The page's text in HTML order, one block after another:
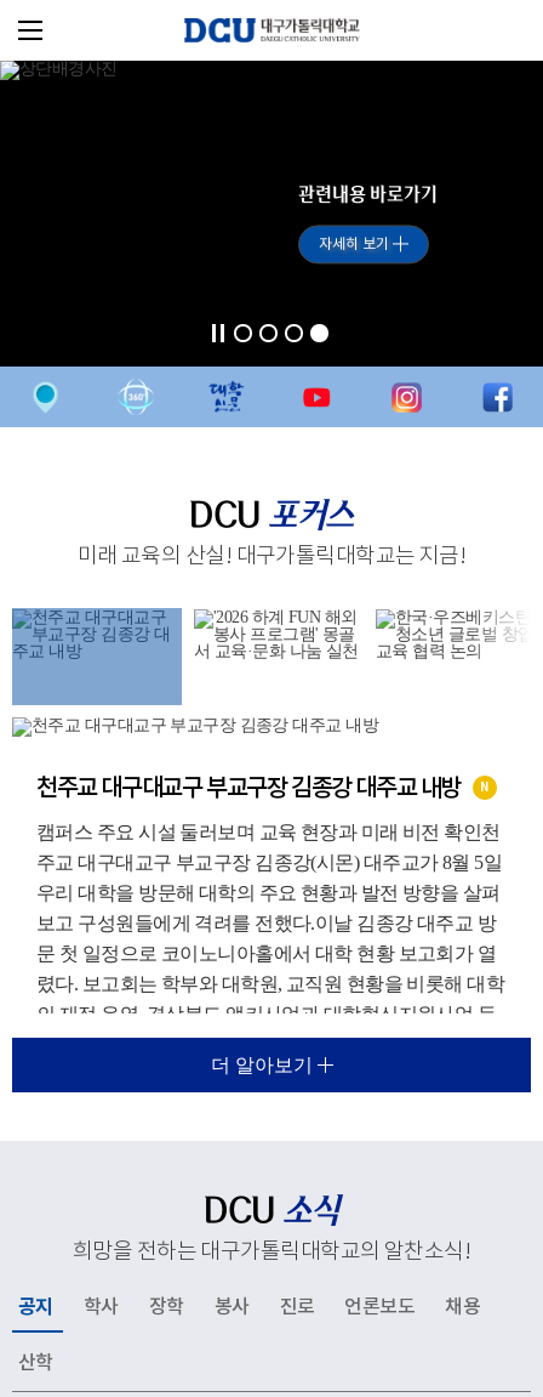
관련내용 바로가기
자세히 보기
DCU 포커스
미래 교육의 산실 ! 대구가톨릭대학교는 지금!
천주교 대구대교구 부교구장 김종강 대주교 내방 N
캠퍼스 주요 시설 둘러보며 교육 현장과 미래 비전 확인천
주교 대구대교구 부교구장 김종강(시몬) 대주교가 8월 5일
우리 대학을 방문해 대학의 주요 현황과 발전 방향을 살펴
보고 구성원들에게 격려를 전했다.이날 김종강 대주교 방
문 첫 일정으로 코이노니아홀에서 대학 현황 보고회가 열
렸다. 보고회는 학부와 대학원, 교직원 현황을 비롯해 대학
의 재정 운영, 경상북도 앵커사업과 대학혁신지원사업 등
주요 재정지원사업, 외국인 유학생 지원 현황에 대한 보고
가 진행되었다.이를 통해 우리 대학이 교육환경 변화에 대
학의 지속적인 발전과 구성원 모두를 위해 강복했다.이어
성당과 중앙도서관, 모빌리티체험관, 기숙사, 박물관 등 효
성캠퍼스 주요 시설을 둘러보며 학생들의 교육과 생활이
간직한 공간부터 미래 산업 인재 양성을 위한 교육시설까
지 폭넓게 방문하며 우리 대학의 교육환경과 발전상을 확
인했다.이번 방문은 사랑과 봉사의 교육이념을 바탕으로
더 알아보기
DCU 소식
희망을 전하는 대구가톨릭대학교의 알찬소식 !
공지 학사 장학 봉사 진로 언론보도 채용
산학